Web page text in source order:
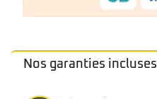
Nos garanties incluses